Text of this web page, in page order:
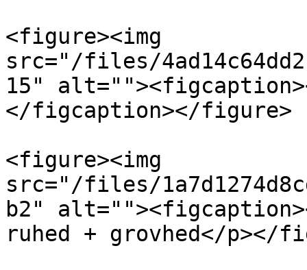
<figure><img
src="/files/
15"
</figcaption></figure>
<figure><img
src="/files/
b2"
ruhed + grovhed</p></